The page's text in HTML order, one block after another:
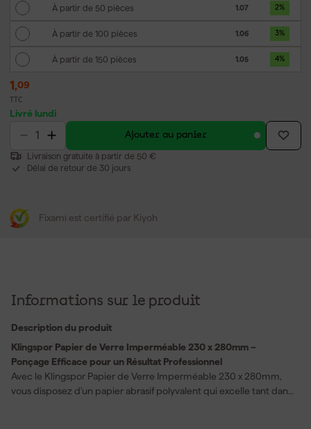
À partir de 50 pièces 1.07 2%
À partir de 100 pièces 1.06 3%
À partir de 150 pièces 1.05 4%
1,09
TTC
Livré lundi
Ajouter au panier
Livraison gratuite à partir de 50 €
Délai de retour de 30 jours
Fixami est certifié par Kiyoh
Informations sur le produit
Description du produit
Klingspor Papier de Verre Imperméable 230 x 280mm –
Ponçage Efficace pour un Résultat Professionnel
Avec le Klingspor Papier de Verre Imperméable 230 x 280mm,
vous disposez d'un papier abrasif polyvalent qui excelle tant dans